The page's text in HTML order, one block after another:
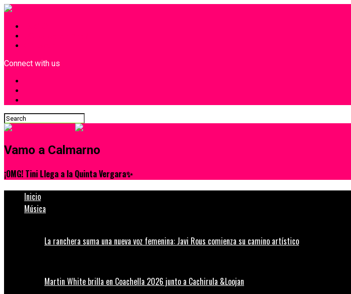
Connect with us
Vamo a Calmarno
¡OMG! Tini Llega a la Quinta Vergara✨
Inicio
Música
La ranchera suma una nueva voz femenina: Javi Rous comienza su camino artístico
Martin White brilla en Coachella 2026 junto a Cachirula &Loojan